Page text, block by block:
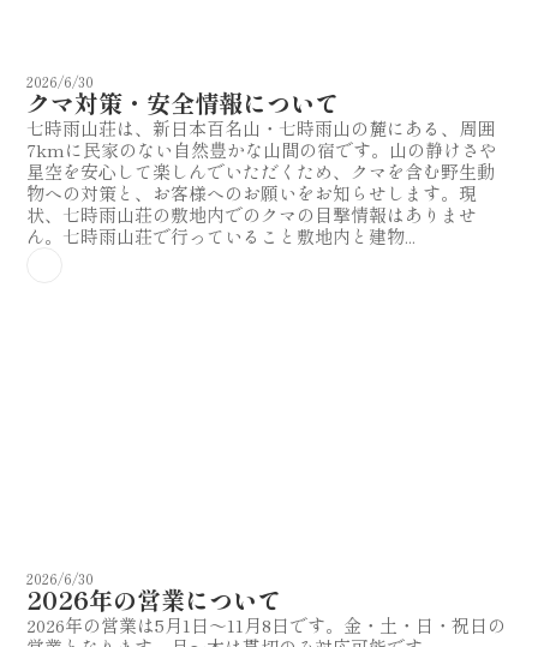
2026/6/30
クマ対策・安全情報について
七時雨山荘は、新日本百名山・七時雨山の麓にある、周囲
7kmに民家のない自然豊かな山間の宿です。山の静けさや
星空を安心して楽しんでいただくため、クマを含む野生動
物への対策と、お客様へのお願いをお知らせします。現
状、七時雨山荘の敷地内でのクマの目撃情報はありませ
ん。七時雨山荘で行っていること敷地内と建物...
2026/6/30
2026年の営業について
2026年の営業は5月1日〜11月8日です。金・土・日・祝日の